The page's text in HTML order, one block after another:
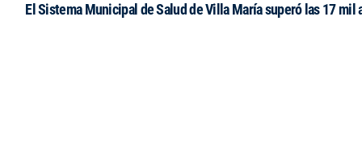
El Sistema Municipal de Salud de Villa María superó las 17